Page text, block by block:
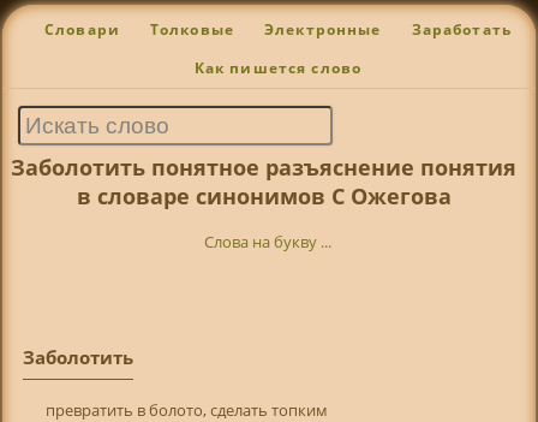
Словари Толковые Электронные Заработать
Как пишется слово
Заболотить понятное разъяснение понятия
в словаре синонимов С Ожегова
Слова на букву ...
Заболотить
превратить в болото, сделать топким